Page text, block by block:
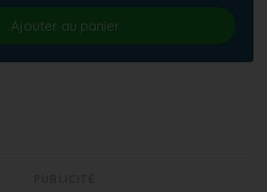
Ajouter au panier